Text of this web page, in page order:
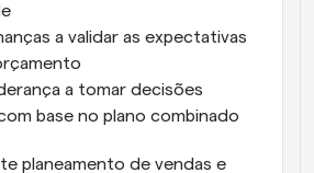
a validar as expectativas
a tomar decisões
base no plano combinado
planeamento de vendas e